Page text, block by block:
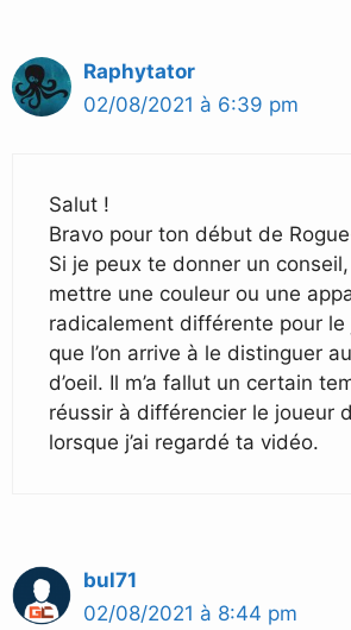
Raphytator
02/08/2021 à 6:39 pm
Salut !
Bravo pour ton début de
Si je peux te donner un
mettre une couleur ou une
radicalement différente pour le
que l’on arrive à le distinguer
d’oeil. Il m’a fallut un certain
réussir à différencier le joueur
lorsque j’ai regardé ta vidéo.
bul71
02/08/2021 à 8:44 pm